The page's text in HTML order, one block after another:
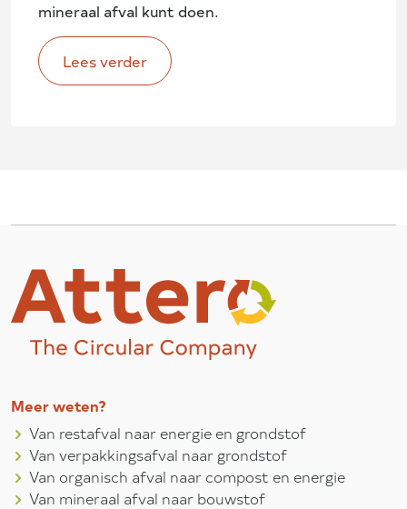
mineraal afval kunt doen.
Lees verder
Meer weten?
Van restafval naar energie en grondstof
Van verpakkingsafval naar grondstof
Van organisch afval naar compost en energie
Van mineraal afval naar bouwstof